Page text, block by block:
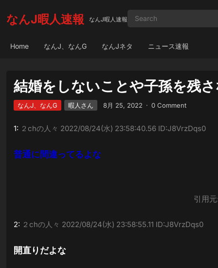
なんJ暇人速報 なんJ暇人速報
Home なんJ、なんG なんJネタ ニュース速報
結婚をしないことや子孫を残
なんJ、なんG 暇人さん 8月 25, 2022 · 0 Comment
1: ２chの人々 2022/08/24(水) 23:58:40.56 ID:J8VrzDqs0
普通に間違ってるよな
引用
2: ２chの人々 2022/08/24(水) 23:58:55.11 ID:J8VrzDqs0
開直りだよな